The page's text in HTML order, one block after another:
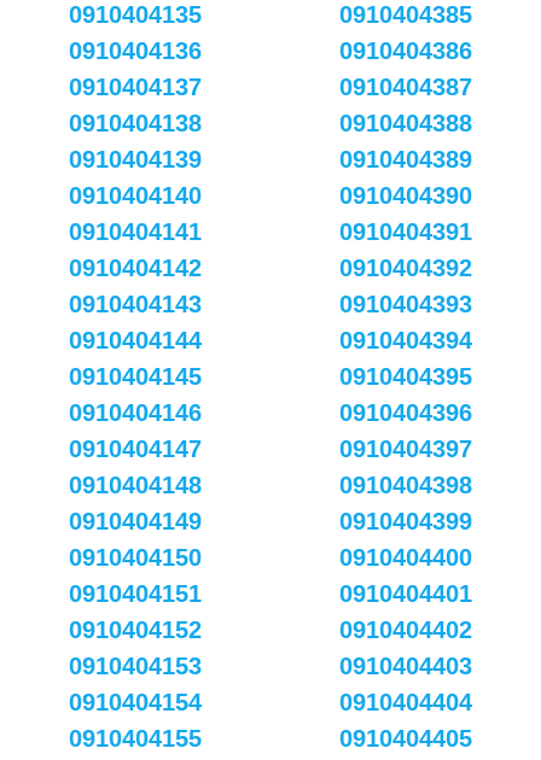
0910404135
0910404136
0910404137
0910404138
0910404139
0910404140
0910404141
0910404142
0910404143
0910404144
0910404145
0910404146
0910404147
0910404148
0910404149
0910404150
0910404151
0910404152
0910404153
0910404154
0910404155
0910404385
0910404386
0910404387
0910404388
0910404389
0910404390
0910404391
0910404392
0910404393
0910404394
0910404395
0910404396
0910404397
0910404398
0910404399
0910404400
0910404401
0910404402
0910404403
0910404404
0910404405